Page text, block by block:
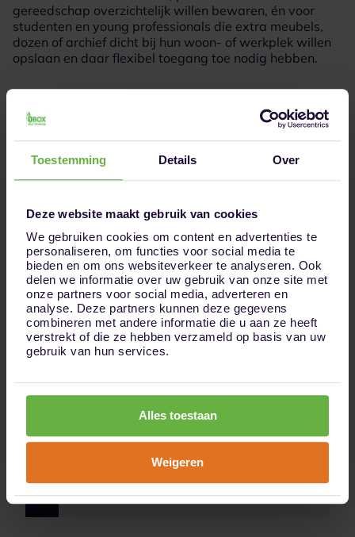
Toestemming Details Over
Deze website maakt gebruik van cookies
We gebruiken cookies om content en advertenties te
personaliseren, om functies voor social media te
bieden en om ons websiteverkeer te analyseren. Ook
delen we informatie over uw gebruik van onze site met
onze partners voor social media, adverteren en
analyse. Deze partners kunnen deze gegevens
combineren met andere informatie die u aan ze heeft
verstrekt of die ze hebben verzameld op basis van uw
gebruik van hun services.
Alles toestaan
Weigeren
gereedschap overzichtelijk willen bewaren, én voor
studenten en young professionals die extra meubels,
dozen of archief dicht bij hun woon- of werkplek willen
opslaan en daar flexibel toegang toe nodig hebben.
Huur jouw opslagruimte in 3 simpele stappen
1 Kies jouw opslagruimte
3 Verhuis je spullen